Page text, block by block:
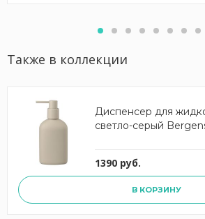
Также в коллекции
Диспенсер для
светло-серый
1390 руб.
В КОРЗИНУ